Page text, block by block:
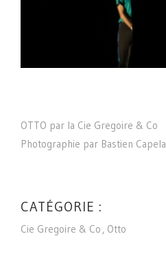
OTTO par la Cie Gregoire & Co
Photographie par Bastien Capela
CATÉGORIE :
Cie Gregoire & Co Otto